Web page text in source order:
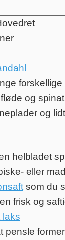
forskellige
og
og
helbladet
eller
som du
frisk og
laks
pensle